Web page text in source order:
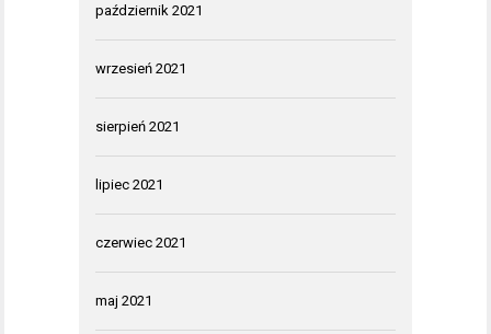
październik 2021
wrzesień 2021
sierpień 2021
lipiec 2021
czerwiec 2021
maj 2021